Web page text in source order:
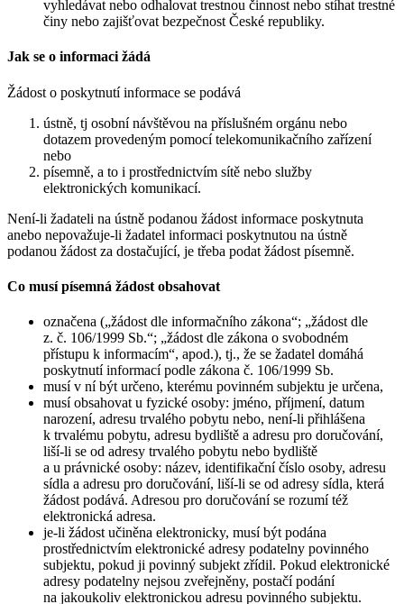
vyhledávat nebo odhalovat trestnou činnost nebo stíhat trestné
činy nebo zajišťovat bezpečnost České republiky.
Jak se o informaci žádá
Žádost o poskytnutí informace se podává
ústně, tj osobní návštěvou na příslušném orgánu nebo
dotazem provedeným pomocí telekomunikačního zařízení
nebo
písemně, a to i prostřednictvím sítě nebo služby
elektronických komunikací.
Není-li žadateli na ústně podanou žádost informace poskytnuta
anebo nepovažuje-li žadatel informaci poskytnutou na ústně
podanou žádost za dostačující, je třeba podat žádost písemně.
Co musí písemná žádost obsahovat
označena („žádost dle informačního zákona“; „žádost dle
z. č. 106/1999 Sb.“; „žádost dle zákona o svobodném
přístupu k informacím“, apod.), tj., že se žadatel domáhá
poskytnutí informací podle zákona č. 106/1999 Sb.
musí v ní být určeno, kterému povinném subjektu je určena,
musí obsahovat u fyzické osoby: jméno, příjmení, datum
narození, adresu trvalého pobytu nebo, není-li přihlášena
k trvalému pobytu, adresu bydliště a adresu pro doručování,
liší-li se od adresy trvalého pobytu nebo bydliště
a u právnické osoby: název, identifikační číslo osoby, adresu
sídla a adresu pro doručování, liší-li se od adresy sídla, která
žádost podává. Adresou pro doručování se rozumí též
elektronická adresa.
je-li žádost učiněna elektronicky, musí být podána
prostřednictvím elektronické adresy podatelny povinného
subjektu, pokud ji povinný subjekt zřídil. Pokud elektronické
adresy podatelny nejsou zveřejněny, postačí podání
na jakoukoliv elektronickou adresu povinného subjektu.